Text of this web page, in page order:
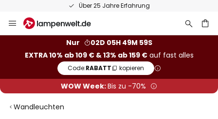
Über 25 Jahre Erfahrung
Inhalt
Nur
02D 05H 49M 59S
EXTRA 10% ab 109 € & 13% ab 159 €auf fast alles
Code:RABATT kopieren
WOW Week:Bis zu -70%
Wandleuchten